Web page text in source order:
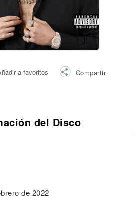
a favoritos Compartir
del Disco
de 2022